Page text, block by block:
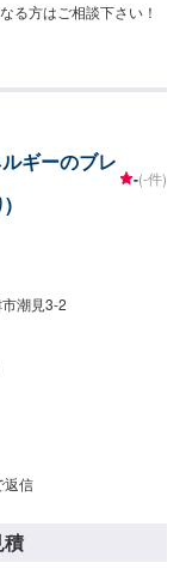
る方はご相談下さい！
ギーのブレ
)
-(-件)
潮見3-2
返信
積